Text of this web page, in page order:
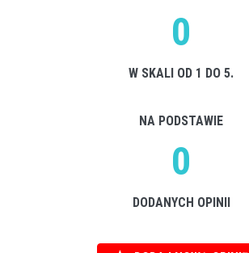
0
W SKALI OD 1 DO 5.
NA PODSTAWIE
0
DODANYCH OPINII